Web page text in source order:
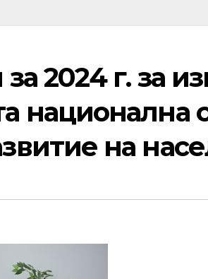
2024 г. за
национална
на